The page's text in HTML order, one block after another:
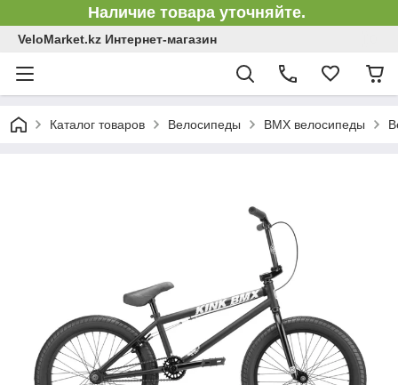
Наличие товара уточняйте.
VeloMarket.kz Интернет-магазин
Каталог товаров Велосипеды BMX велосипеды